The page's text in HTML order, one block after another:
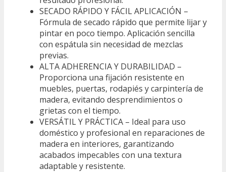
SECADO RÁPIDO Y FÁCIL APLICACIÓN –
Fórmula de secado rápido que permite lijar y
pintar en poco tiempo. Aplicación sencilla
con espátula sin necesidad de mezclas
previas.
ALTA ADHERENCIA Y DURABILIDAD –
Proporciona una fijación resistente en
muebles, puertas, rodapiés y carpintería de
madera, evitando desprendimientos o
grietas con el tiempo.
VERSÁTIL Y PRÁCTICA – Ideal para uso
doméstico y profesional en reparaciones de
madera en interiores, garantizando
acabados impecables con una textura
adaptable y resistente.